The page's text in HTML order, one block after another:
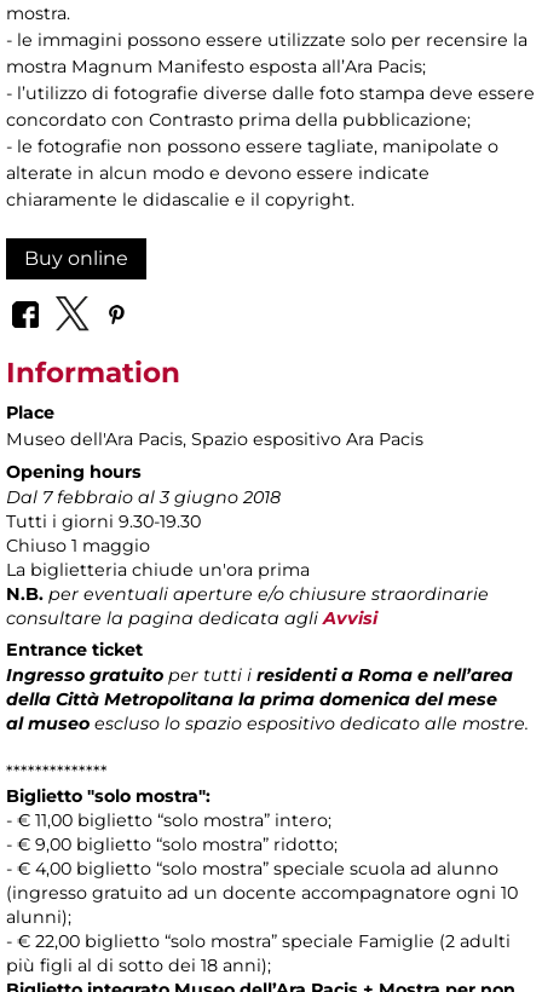
mostra.
- le immagini possono essere utilizzate solo per recensire la
mostra Magnum Manifesto esposta all’Ara Pacis;
- l’utilizzo di fotografie diverse dalle foto stampa deve essere
concordato con Contrasto prima della pubblicazione;
- le fotografie non possono essere tagliate, manipolate o
alterate in alcun modo e devono essere indicate
chiaramente le didascalie e il copyright.
Buy online
Information
Place
Museo dell'Ara Pacis, Spazio espositivo Ara Pacis
Opening hours
Dal 7 febbraio al 3 giugno 2018
Tutti i giorni 9.30-19.30
Chiuso 1 maggio
La biglietteria chiude un'ora prima
N.B. per eventuali aperture e/o chiusure straordinarie
consultare la pagina dedicata agli Avvisi
Entrance ticket
Ingresso gratuito per tutti i residenti a Roma e nell’area
della Città Metropolitana la prima domenica del mese
al museo escluso lo spazio espositivo dedicato alle mostre.
**************
Biglietto "solo mostra":
- € 11,00 biglietto “solo mostra” intero;
- € 9,00 biglietto “solo mostra” ridotto;
- € 4,00 biglietto “solo mostra” speciale scuola ad alunno
(ingresso gratuito ad un docente accompagnatore ogni 10
alunni);
- € 22,00 biglietto “solo mostra” speciale Famiglie (2 adulti
più figli al di sotto dei 18 anni);